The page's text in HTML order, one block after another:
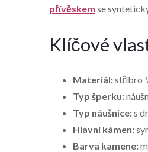
přívěskem se
Klíčové
Materiál:stříbro
Typ šperku:
Typ náušnice:s
Hlavní kámen:
Barva kamene: